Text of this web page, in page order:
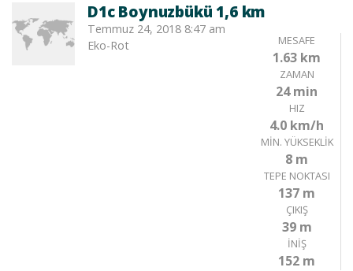
D1c Boynuzbükü 1,6 km
MESAFE
1.63 km
ZAMAN
24 min
HIZ
4.0 km/h
MIN. YÜKSEKLIK
8 m
TEPE NOKTASI
137 m
ÇIKIŞ
39 m
İNIŞ
152 m
Temmuz 24, 2018 8:47 am
Eko-Rot